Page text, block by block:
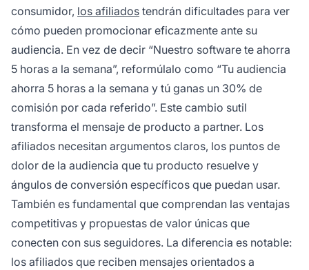
consumidor, los afiliados tendrán dificultades para ver
cómo pueden promocionar eficazmente ante su
audiencia. En vez de decir “Nuestro software te ahorra
5 horas a la semana”, reformúlalo como “Tu audiencia
ahorra 5 horas a la semana y tú ganas un 30% de
comisión por cada referido”. Este cambio sutil
transforma el mensaje de producto a partner. Los
afiliados necesitan argumentos claros, los puntos de
dolor de la audiencia que tu producto resuelve y
ángulos de conversión específicos que puedan usar.
También es fundamental que comprendan las ventajas
competitivas y propuestas de valor únicas que
conecten con sus seguidores. La diferencia es notable:
los afiliados que reciben mensajes orientados a